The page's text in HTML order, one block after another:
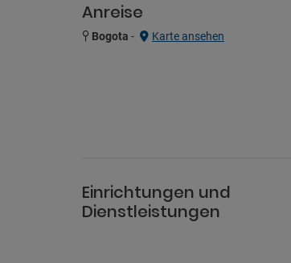
Anreise
Bogota - Karte ansehen
Einrichtungen und
Dienstleistungen